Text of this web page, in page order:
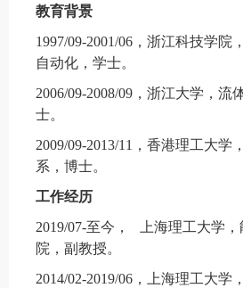
教育背景
1997/09-2001/06 ，浙江科技学院
自动化，学士。
2006/09-2008/09 ，浙江大学，流
士。
2009/09-2013/11 ，香港理工大学
系，博士。
工作经历
2019/07-至今，
上海理工大学
院，副教授。
2014/02-2019/06 ，上海理工大学